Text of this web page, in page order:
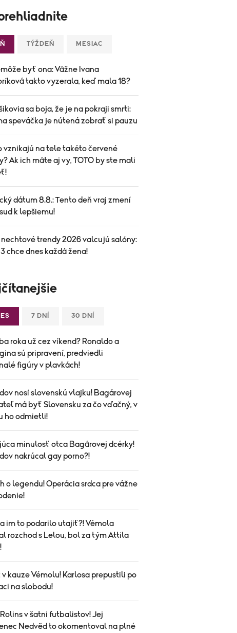
TÝŽDEŇ MESIAC
byť ona: Vážne Ivana
takto vyzerala, keď mala 18?
sa boja, že je na pokraji smrti:
speváčka je nútená zobrať si pauzu
vznikajú na tele takéto červené
Ak ich máte aj vy, TOTO by ste mali
dátum 8.8.: Tento deň vraj zmení
k lepšiemu!
nechtové trendy 2026 valcujú salóny:
chce dnes každá žena!
7 DNÍ 30 DNÍ
roka už cez víkend? Ronaldo a
sú pripravení, predviedli
figúry v plavkách!
nosí slovenskú vlajku! Bagárovej
má byť Slovensku za čo vďačný, v
ho odmietli!
minulosť otca Bagárovej dcérky!
nakrúcal gay porno?!
o legendu! Operácia srdca pre vážne
im to podarilo utajiť?! Vémola
rozchod s Lelou, bol za tým Attila
v kauze Vémolu! Karlosa prepustili po
na slobodu!
Rolins v šatni futbalistov! Jej
Nedvěd to okomentoval na plné